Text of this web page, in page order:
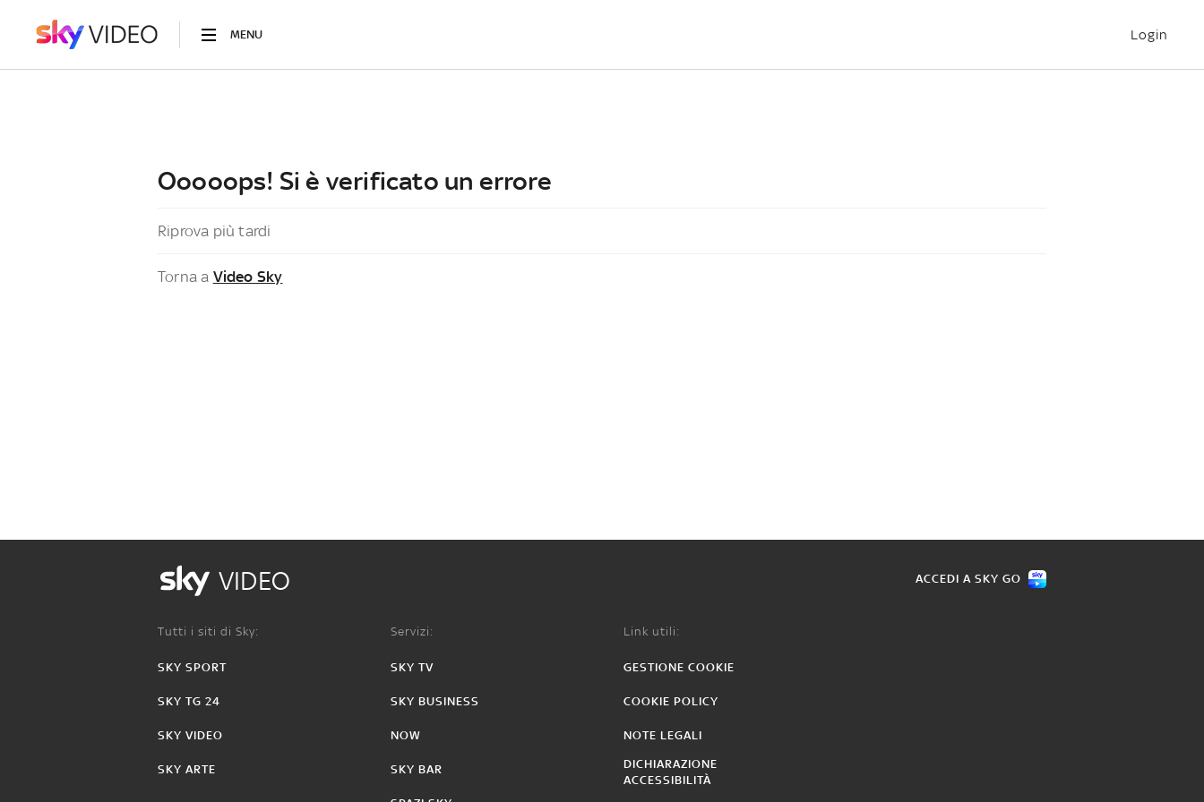
MENU Login
Ooooops! Si è verificato un errore
Riprova più tardi
Torna a Video Sky
VIDEO ACCEDI A SKY GO
Tutti i siti di Sky:
SKY SPORT
SKY TG 24
SKY VIDEO
SKY ARTE
Servizi:
SKY TV
SKY BUSINESS
NOW
SKY BAR
Link utili:
GESTIONE COOKIE
COOKIE POLICY
NOTE LEGALI
DICHIARAZIONE
ACCESSIBILITÀ